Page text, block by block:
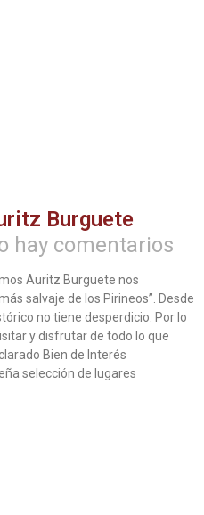
Burguete
hay comentarios
Auritz Burguete nos
salvaje de los Pirineos”. Desde
no tiene desperdicio. Por lo
y disfrutar de todo lo que
Bien de Interés
selección de lugares